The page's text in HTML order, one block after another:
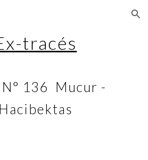
Skip to navigation
tracés
136  Mucur -
Hacibektas